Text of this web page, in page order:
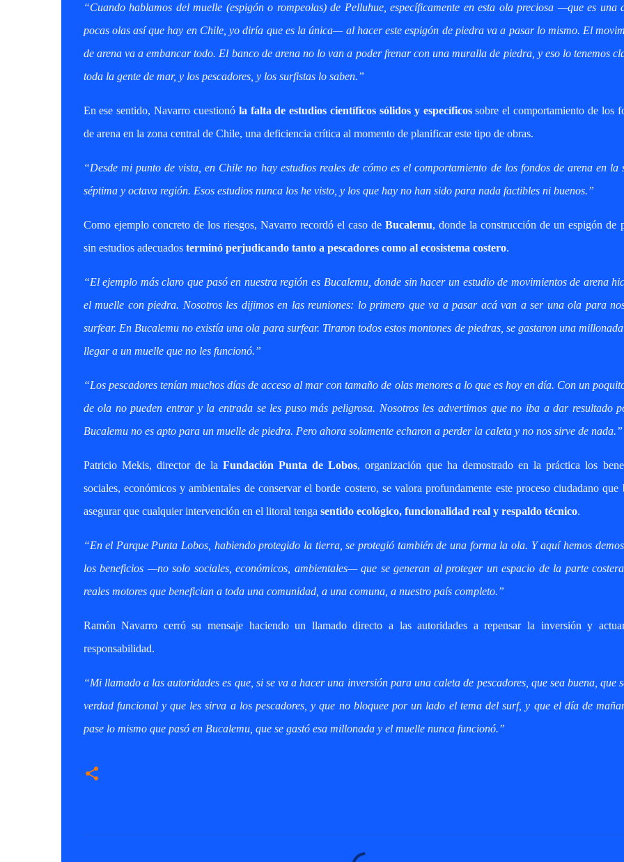
“Cuando hablamos del muelle (espigón o rompeolas) de Pelluhue, específicamente en esta ola preciosa —que es una
pocas olas así que hay en Chile, yo diría que es la única— al hacer este espigón de piedra va a pasar lo mismo. El
de arena va a embancar todo. El banco de arena no lo van a poder frenar con una muralla de piedra, y eso lo tenemos
toda la gente de mar, y los pescadores, y los surfistas lo saben.”
En ese sentido, Navarro cuestionó la falta de estudios científicos sólidos y específicossobre el comportamiento de los
de arena en la zona central de Chile, una deficiencia crítica al momento de planificar este tipo de obras.
“Desde mi punto de vista, en Chile no hay estudios reales de cómo es el comportamiento de los fondos de arena en la
séptima y octava región. Esos estudios nunca los he visto, y los que hay no han sido para nada factibles ni buenos.”
Como ejemplo concreto de los riesgos, Navarro recordó el caso deBucalemu, donde la construcción de un espigón de
sin estudios adecuados terminó perjudicando tanto a pescadores como al ecosistema costero.
“El ejemplo más claro que pasó en nuestra región es Bucalemu, donde sin hacer un estudio de movimientos de arena
el muelle con piedra. Nosotros les dijimos en las reuniones: lo primero que va a pasar acá van a ser una ola para
surfear. En Bucalemu no existía una ola para surfear. Tiraron todos estos montones de piedras, se gastaron una
llegar a un muelle que no les funcionó.”
“Los pescadores tenían muchos días de acceso al mar con tamaño de olas menores a lo que es hoy en día. Con un
de ola no pueden entrar y la entrada se les puso más peligrosa. Nosotros les advertimos que no iba a dar resultado
Bucalemu no es apto para un muelle de piedra. Pero ahora solamente echaron a perder la caleta y no nos sirve de nada.”
Patricio Mekis, director de la Fundación Punta de Lobos, organización que ha demostrado en la práctica los
sociales, económicos y ambientales de conservar el borde costero, se valora profundamente este proceso ciudadano que
asegurar que cualquier intervención en el litoral tenga sentido ecológico, funcionalidad real y respaldo técnico.
“En el Parque Punta Lobos, habiendo protegido la tierra, se protegió también de una forma la ola. Y aquí hemos
los beneficios —no solo sociales, económicos, ambientales— que se generan al proteger un espacio de la parte
reales motores que benefician a toda una comunidad, a una comuna, a nuestro país completo.”
Ramón Navarro cerró su mensaje haciendo un llamado directo a las autoridades a repensar la inversión y
responsabilidad.
“Mi llamado a las autoridades es que, si se va a hacer una inversión para una caleta de pescadores, que sea buena, que
verdad funcional y que les sirva a los pescadores, y que no bloquee por un lado el tema del surf, y que el día de
pase lo mismo que pasó en Bucalemu, que se gastó esa millonada y el muelle nunca funcionó.”